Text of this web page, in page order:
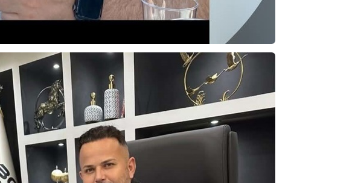
“Bu bir suç duyurusudur”
Özkan Doğan
YEREL RADYO VE REKLAM
Mustafa Ozturk